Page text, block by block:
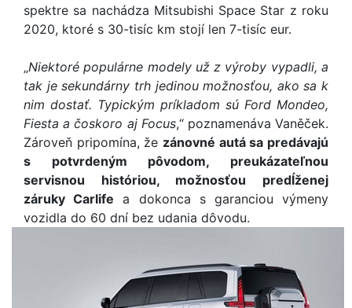
spektre sa nachádza Mitsubishi Space Star z roku
2020, ktoré s 30-tisíc km stojí len 7-tisíc eur.
„Niektoré populárne modely už z výroby vypadli, a
tak je sekundárny trh jedinou možnosťou, ako sa k
nim dostať. Typickým príkladom sú Ford Mondeo,
Fiesta a čoskoro aj Focus,“ poznamenáva Vaněček.
Zároveň pripomína, že zánovné autá sa predávajú
s potvrdeným pôvodom, preukázateľnou
servisnou históriou, možnosťou predĺženej
záruky Carlife a dokonca s garanciou výmeny
vozidla do 60 dní bez udania dôvodu.